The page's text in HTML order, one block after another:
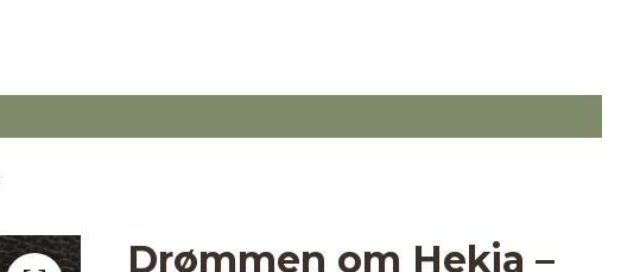
Drømmen om Hekja –